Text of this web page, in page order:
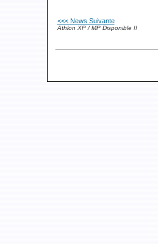
<<< News Suivante
Athlon XP / MP Disponible !!